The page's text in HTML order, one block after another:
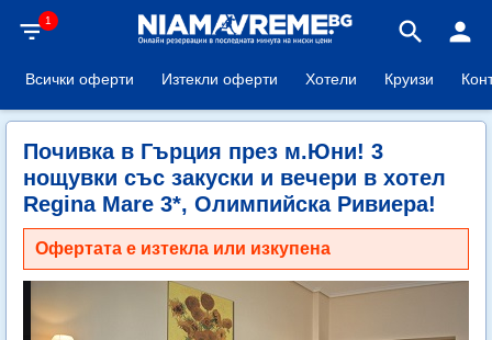
filter_list1 search person
Всички оферти Изтекли оферти Хотели Круизи
Почивка в Гърция през м.Юни! 3
нощувки със закуски и вечери в хотел
Regina Mare 3*, Олимпийска Ривиера!
Офертата е изтекла или изкупена